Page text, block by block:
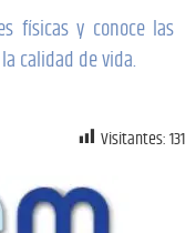
físicas y conoce las
calidad de vida.
Visitantes:131